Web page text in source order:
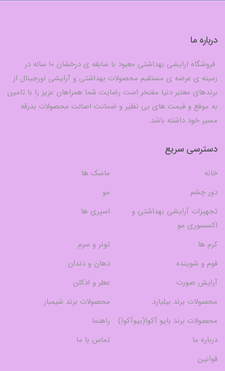
درباره ما
فروشگاه ارایشی بهداشتی معبود با سابقه ی درخشان 10 ساله در
زمینه ی عرضه ی مستقیم محصولات بهداشتی و آرایشی اورجینال از
برندهای معتبر دنیا مفتخر است رضایت شما همراهان عزیز را با تامین
به موقع و قیمت های بی نظیر و ضمانت اصالت محصولات بدرقه
مسیر خود داشته باشد.
دسترسی سریع
خانه
ماسک ها
دور چشم
مو
تجهیزات آرایشی بهداشتی و
اکسسوری مو
اسپری ها
کرم ها
تونر و سرم
فوم و شوینده
دهان و دندان
آرایش صورت
عطر و ادکلن
محصولات برند بیلیارد
محصولات برند شیمبار
محصولات برند بایو آکوا(بیوآکوا)
راهنما
درباره ما
تماس با ما
قوانین